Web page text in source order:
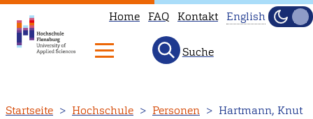
Home FAQ Kontakt
not
English
Hell
Suche
Startseite Hochschule Personen Hartmann, Knut